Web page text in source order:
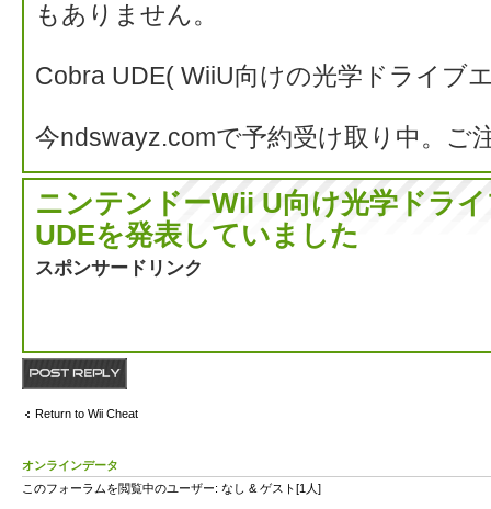
もありません。
Cobra UDE( WiiU向けの光学ドライブ
今ndswayz.comで予約受け取り中。ご
ニンテンドーWii U向け光学ドラ
UDEを発表していました
スポンサードリンク
Return to Wii Cheat
オンラインデータ
このフォーラムを閲覧中のユーザー: なし & ゲスト[1人]